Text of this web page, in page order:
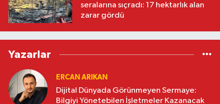
seralarına sıçradı: 17 hektarlık alan
zarar gördü
Yazarlar
ERCAN ARIKAN
Dijital Dünyada Görünmeyen Sermaye:
Bilgiyi Yönetebilen İşletmeler Kazanacak